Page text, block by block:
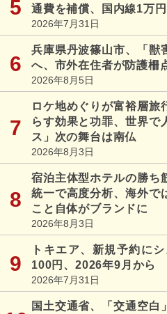
通費を補償、国内線1万
2026年7月31日
兵庫県丹波篠山市、「獣
へ、市外在住者が防護柵
2026年8月5日
ロケ地めぐりが富裕層旅
らす効果と功罪、世界で
ス」次の舞台は南仏
2026年8月3日
宿泊主体型ホテルの勝
統一で高度分析、海外で
こと自体がブランドに
2026年8月3日
トキエア、新規予約に
100円、2026年9月から
2026年7月31日
国土交通省、「交通空白